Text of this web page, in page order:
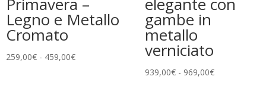
Primavera –
Legno e Metallo
Cromato
259,00€ - 459,00€Fascia
elegante con
gambe in
metallo
verniciato
939,00€ - 969,00€Fascia